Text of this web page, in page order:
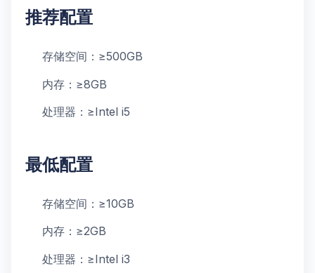
推荐配置
存储空间：≥500GB
内存：≥8GB
处理器：≥Intel i5
最低配置
存储空间：≥10GB
内存：≥2GB
处理器：≥Intel i3